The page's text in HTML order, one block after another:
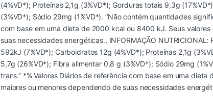
(4%VD*); Proteínas 2,1g (3%VD*); Gorduras totais 9,3g
(3%VD*); Sódio 29mg (1%VD*). “Não contém quantidades
com base em uma dieta de 2000 kcal ou 8400 kJ. Seus
suas necessidades energéticas., INFORMAÇÃO
592kJ (7%VD*); Carboidratos 12g (4%VD*); Proteínas 2,1g
5,7g (26%VD*); Fibra alimentar 0,8 g (3%VD*); Sódio 29mg
trans.” *% Valores Diários de referência com base em uma
maiores ou menores dependendo de suas necessidades